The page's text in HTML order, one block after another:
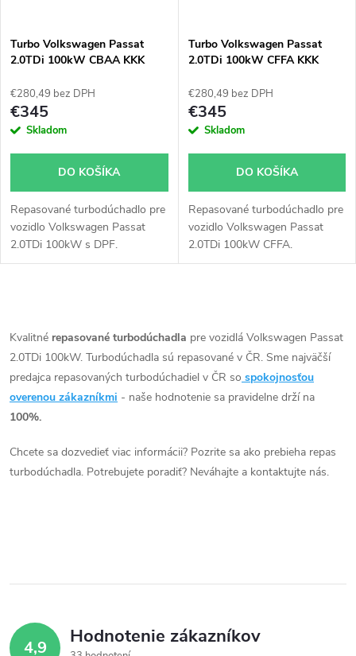
Turbo Volkswagen Passat
2.0TDi 100kW CBAA KKK
53039700132 53039700205
53039700139
€280,49 bez DPH
€345
Skladom
DO KOŠÍKA
Repasované turbodúchadlo pre
vozidlo Volkswagen Passat
2.0TDi 100kW s DPF.
Turbo Volkswagen Passat
2.0TDi 100kW CFFA KKK
54409700002 54409700021
€280,49 bez DPH
€345
Skladom
DO KOŠÍKA
Repasované turbodúchadlo pre
vozidlo Volkswagen Passat
2.0TDi 100kW CFFA.
v
l
á
a
r
Kvalitné repasované turbodúchadla pre vozidlá Volkswagen Passat
2.0TDi 100kW. Turbodúchadla sú repasované v ČR. Sme najväčší
predajca repasovaných turbodúchadiel v ČR so spokojnosťou
overenou zákazníkmi - naše hodnotenie sa pravidelne drží na
100%.
Chcete sa dozvedieť viac informácii? Pozrite sa ako prebieha repas
turbodúchadla. Potrebujete poradiť? Neváhajte a kontaktujte nás.
4,9 Hodnotenie zákazníkov